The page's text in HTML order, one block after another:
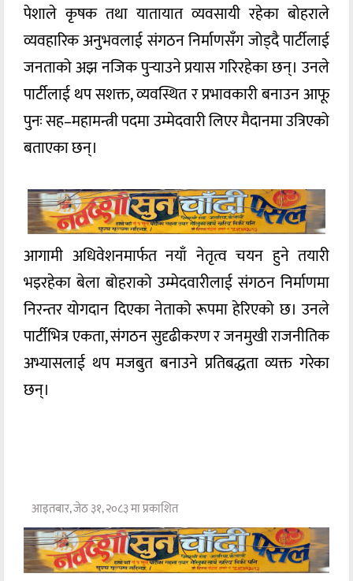
पेशाले कृषक तथा यातायात व्यवसायी रहेका बोहराले
व्यवहारिक अनुभवलाई संगठन निर्माणसँग जोड्दै पार्टीलाई
जनताको अझ नजिक पुर्‍याउने प्रयास गरिरहेका छन्। उनले
पार्टीलाई थप सशक्त, व्यवस्थित र प्रभावकारी बनाउन आफू
पुनः सह–महामन्त्री पदमा उम्मेदवारी लिएर मैदानमा उत्रिएको
बताएका छन्।
आगामी अधिवेशनमार्फत नयाँ नेतृत्व चयन हुने तयारी
भइरहेका बेला बोहराको उम्मेदवारीलाई संगठन निर्माणमा
निरन्तर योगदान दिएका नेताको रूपमा हेरिएको छ। उनले
पार्टीभित्र एकता, संगठन सुदृढीकरण र जनमुखी राजनीतिक
अभ्यासलाई थप मजबुत बनाउने प्रतिबद्धता व्यक्त गरेका
छन्।
आइतबार, जेठ ३१, २०८३ मा प्रकाशित